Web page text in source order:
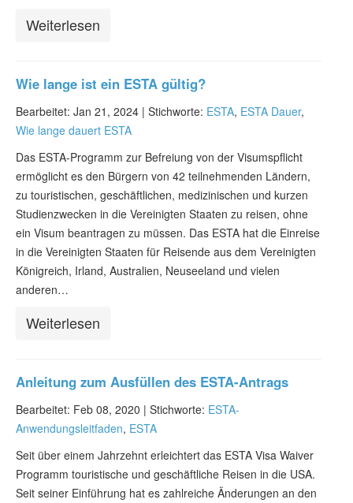
Weiterlesen
Wie lange ist ein ESTA gültig?
Bearbeitet: Jan 21, 2024 | Stichworte: ESTA, ESTA Dauer,
Wie lange dauert ESTA
Das ESTA-Programm zur Befreiung von der Visumspflicht
ermöglicht es den Bürgern von 42 teilnehmenden Ländern,
zu touristischen, geschäftlichen, medizinischen und kurzen
Studienzwecken in die Vereinigten Staaten zu reisen, ohne
ein Visum beantragen zu müssen. Das ESTA hat die Einreise
in die Vereinigten Staaten für Reisende aus dem Vereinigten
Königreich, Irland, Australien, Neuseeland und vielen
anderen…
Weiterlesen
Anleitung zum Ausfüllen des ESTA-Antrags
Bearbeitet: Feb 08, 2020 | Stichworte: ESTA-
Anwendungsleitfaden, ESTA
Seit über einem Jahrzehnt erleichtert das ESTA Visa Waiver
Programm touristische und geschäftliche Reisen in die USA.
Seit seiner Einführung hat es zahlreiche Änderungen an den